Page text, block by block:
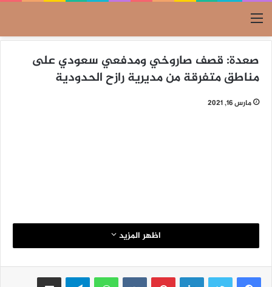
القائمة
صعدة: قصف صاروخي ومدفعي سعودي على
مناطق متفرقة من مديرية رازح الحدودية
مارس 16, 2021
اظهر المزيد
لينكدإنبينتيريست واتساب تيلقرام مشاركة عبر البريد